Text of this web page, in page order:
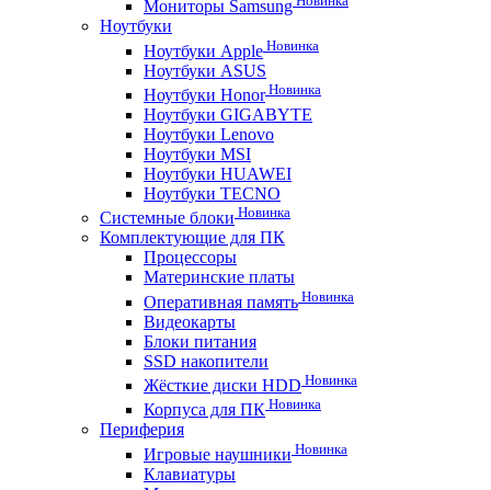
Мониторы Samsung
Ноутбуки
Ноутбуки Apple Новинка
Ноутбуки ASUS
Ноутбуки HonorНовинка
Ноутбуки GIGABYTE
Ноутбуки Lenovo
Ноутбуки MSI
Ноутбуки HUAWEI
Ноутбуки TECNO
Системные блоки Новинка
Комплектующие для ПК
Процессоры
Материнские платы
Оперативная память Новинка
Видеокарты
Блоки питания
SSD накопители
Жёсткие диски HDD Новинка
Корпуса для ПК Новинка
Периферия
Игровые наушники Новинка
Клавиатуры